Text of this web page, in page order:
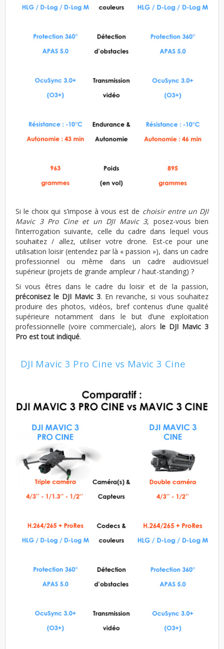
Si le choix qui s’impose à vous est de choisir entre un DJI
Mavic 3 Pro Cine et un DJI Mavic 3, posez-vous bien
l’interrogation suivante, celle du cadre dans lequel vous
souhaitez / allez, utiliser votre drone. Est-ce pour une
utilisation loisir (entendez par là « passion »), dans un cadre
professionnel ou même dans un cadre audiovisuel
supérieur (projets de grande ampleur / haut-standing) ?
Si vous êtres dans le cadre du loisir et de la passion,
préconisez le DJI Mavic 3. En revanche, si vous souhaitez
produire des photos, vidéos, bref contenus d’une qualité
supérieure notamment dans le but d’une exploitation
professionnelle (voire commerciale), alors le DJI Mavic 3
Pro est tout indiqué.
DJI Mavic 3 Pro Cine vs Mavic 3 Cine